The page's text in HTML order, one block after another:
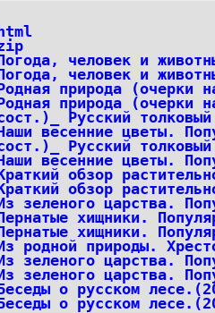
человек и
человек и
природа (очерки
природа (очерки
Русский
весенние цветы.
Русский
весенние цветы.
обзор
обзор
зеленого царства.
хищники.
хищники.
родной природы.
зеленого царства.
зеленого царства.
о русском
о русском